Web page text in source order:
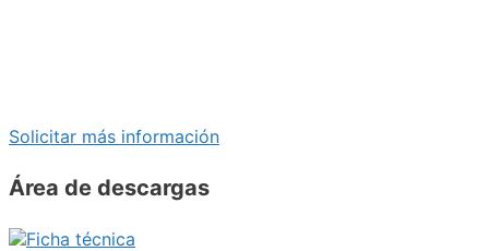
Solicitar más información
Área de descargas
Ficha técnica